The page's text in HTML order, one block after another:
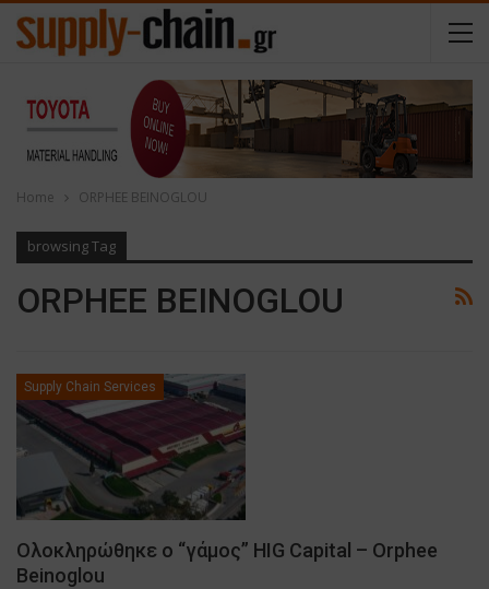
Home ORPHEE BEINOGLOU
browsing Tag
ORPHEE BEINOGLOU
Supply Chain Services
Ολοκληρώθηκε ο “γάμος” HIG Capital – Orphee
Beinoglou